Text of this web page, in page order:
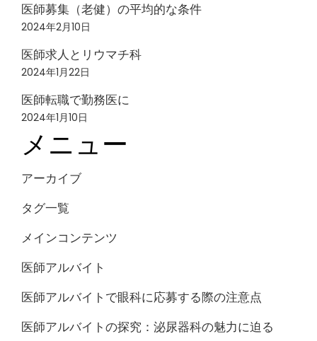
医師募集（老健）の平均的な条件
2024年2月10日
医師求人とリウマチ科
2024年1月22日
医師転職で勤務医に
2024年1月10日
メニュー
アーカイブ
タグ一覧
メインコンテンツ
医師アルバイト
医師アルバイトで眼科に応募する際の注意点
医師アルバイトの探究：泌尿器科の魅力に迫る